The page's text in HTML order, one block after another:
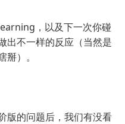
，以及下一次你碰
出不一样的反应（当然是
）。
版的问题后，我们有没看